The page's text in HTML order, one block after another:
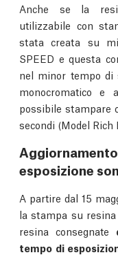
Anche se la
utilizzabile con
stata creata su
SPEED e questa
nel minor tempo di
monocromatico e
possibile stampare
secondi (Model Rich
esposizione
A partire dal 15
la stampa su
resina consegnate
tempo di